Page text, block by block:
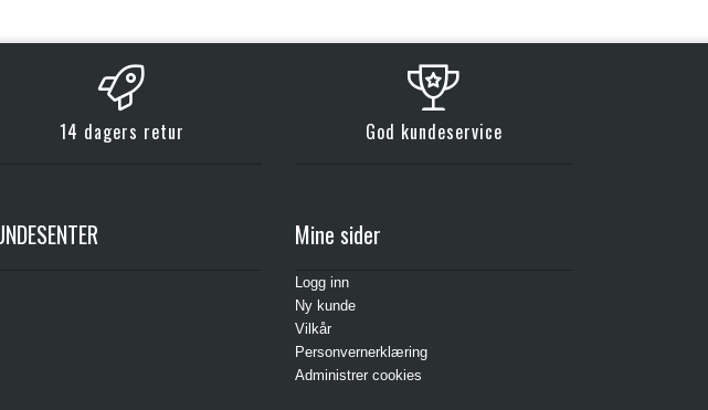
14 dagers retur God kundeservice
Mine sider
Logg inn
Ny kunde
Vilkår
Personvernerklæring
Administrer cookies